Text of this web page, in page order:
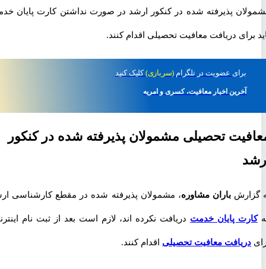
پذیرفته شده در کنکور ارشد در صورت نداشتن کارت پایان خدمت
دریافت معافیت تحصیلی اقدام کنند.
عضویت در تلگرام(سربازی) کلیک کنید
آخرین اخبار معافیت، کسری و امریه
تحصیلی مشمولان پذیرفته شده در کنکور
باران مشاوره، مشمولان پذیرفته شده در مقطع کارشناسی ارشد
پایان خدمتدریافت نکرده اند، لازم است بعد از ثبت نام اینترنتی
معافیت تحصیلیاقدام کنند.